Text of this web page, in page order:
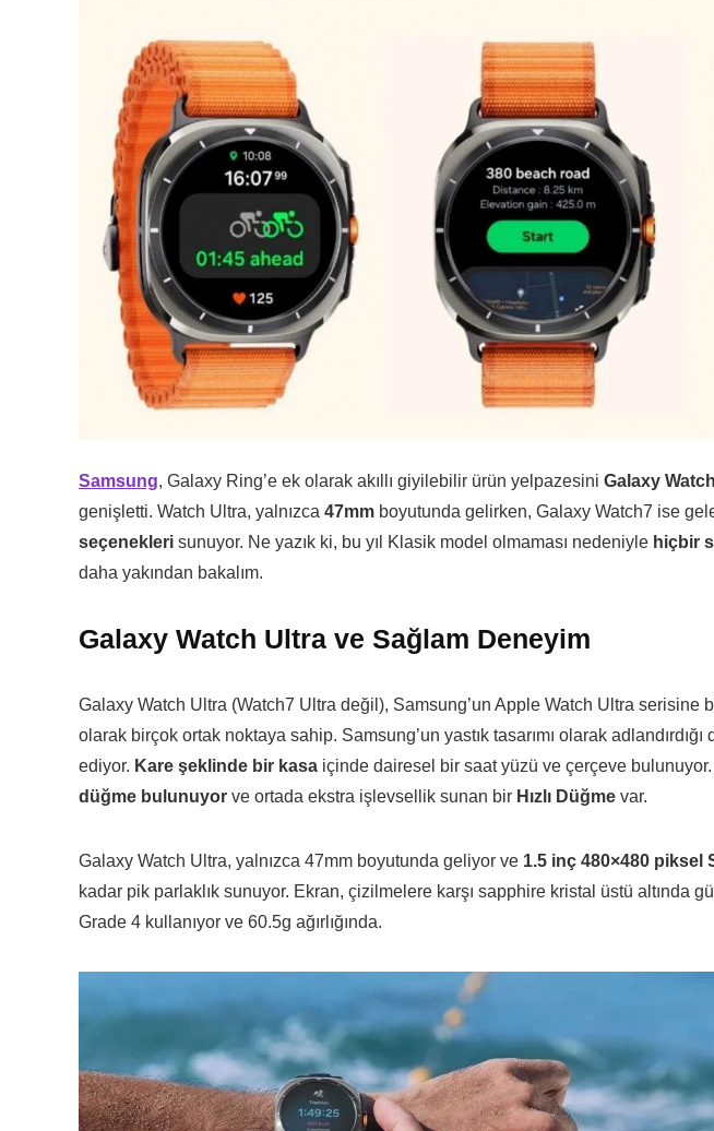
Samsung, Galaxy Ring’e ek olarak akıllı giyilebilir ürün yelpazesini Galaxy
genişletti. Watch Ultra, yalnızca 47mm boyutunda gelirken, Galaxy Watch7 ise
seçenekleri sunuyor. Ne yazık ki, bu yıl Klasik model olmaması nedeniyle hiçbir
daha yakından bakalım.
Galaxy Watch Ultra ve Sağlam Deneyim
Galaxy Watch Ultra (Watch7 Ultra değil), Samsung’un Apple Watch Ultra serisine
olarak birçok ortak noktaya sahip. Samsung’un yastık tasarımı olarak
ediyor. Kare şeklinde bir kasa içinde dairesel bir saat yüzü ve çerçeve bulunuyor.
düğme bulunuyor ve ortada ekstra işlevsellik sunan bir Hızlı Düğme var.
Galaxy Watch Ultra, yalnızca 47mm boyutunda geliyor ve 1.5 inç 480×480 piksel
kadar pik parlaklık sunuyor. Ekran, çizilmelere karşı sapphire kristal üstü altında
Grade 4 kullanıyor ve 60.5g ağırlığında.